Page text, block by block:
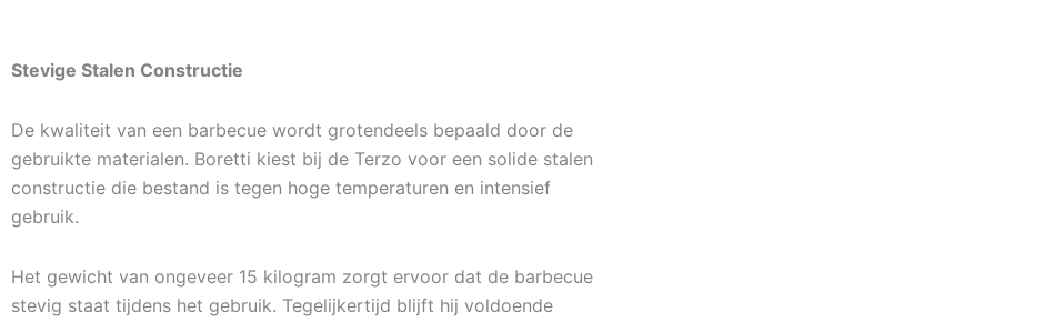
Stevige Stalen Constructie
De kwaliteit van een barbecue wordt grotendeels bepaald door de
gebruikte materialen. Boretti kiest bij de Terzo voor een solide stalen
constructie die bestand is tegen hoge temperaturen en intensief
gebruik.
Het gewicht van ongeveer 15 kilogram zorgt ervoor dat de barbecue
stevig staat tijdens het gebruik. Tegelijkertijd blijft hij voldoende